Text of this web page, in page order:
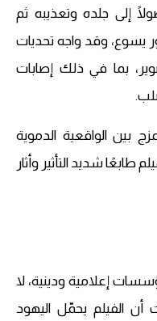
إلى جلده وتعذيبه ثم
يسوع، وقد واجه تحديات
بما في ذلك إصابات
بين الواقعية الدموية
طابعًا شديد التأثير وأثار
إعلامية ودينية، لا
الفيلم يحمّل اليهود